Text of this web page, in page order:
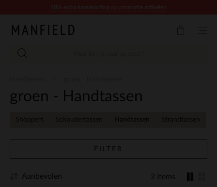
groen - Handtassen
Shoppers Schoudertassen Handtassen Strandtassen
FILTER
2 Items
Aanbevolen